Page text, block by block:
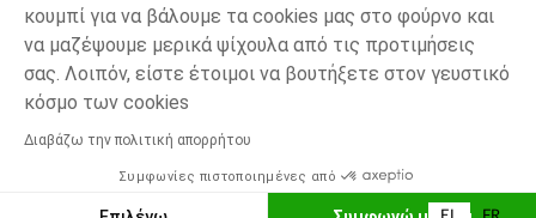
κουμπί για να βάλουμε τα cookies μας στο φούρνο και
να μαζέψουμε μερικά ψίχουλα από τις προτιμήσεις
σας. Λοιπόν, είστε έτοιμοι να βουτήξετε στον γευστικό
κόσμο των cookies
Διαβάζω την πολιτική απορρήτου
Συμφωνίες πιστοποιημένες από
Λευκό
one
Δυνατότητα πληρωμής με
ΠΡΟΣΘΉΚΗ ΣΤΟ ΚΑΛΆΘΙ
Προσωπικά δεδομένα
Διαχείρηση των cookies
Προσβασιμότητα: μη συμμορφούμενη
H Orchestra συμμετέχει στον κωδικά δεοντολογίας και στο σύστημα
μεσολάβησης της Γαλλικής Ομοσπονδίας Ηλεκτρονικού Εμπορίου.